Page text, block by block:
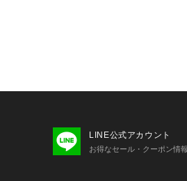
：H185 B83 W70 H85 着用サ
LINE公式アカウント
お得なセール・クーポン情